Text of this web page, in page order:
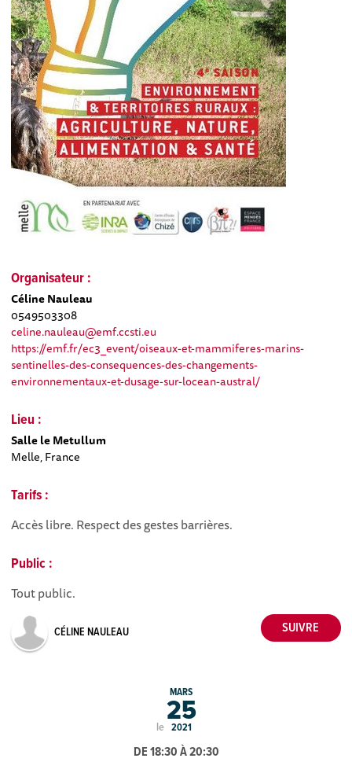
Organisateur :
Céline Nauleau
0549503308
celine.nauleau@emf.ccsti.eu
https://emf.fr/ec3_event/oiseaux-et-mammiferes-marins-
sentinelles-des-consequences-des-changements-
environnementaux-et-dusage-sur-locean-austral/
Lieu :
Salle le Metullum
Melle, France
Tarifs :
Accès libre. Respect des gestes barrières.
Public :
Tout public.
CÉLINE NAULEAU
le
MARS
25
2021
DE 18:30 À 20:30